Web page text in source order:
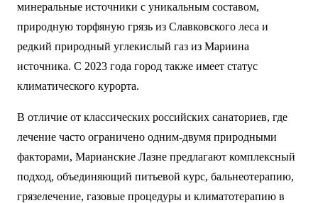
минеральные источники с уникальным составом,
природную торфяную грязь из Славковского леса и
редкий природный углекислый газ из Мариина
источника. С 2023 года город также имеет статус
климатического курорта.
В отличие от классических российских санаториев, где
лечение часто ограничено одним-двумя природными
факторами, Марианские Лазне предлагают комплексный
подход, объединяющий питьевой курс, бальнеотерапию,
грязелечение, газовые процедуры и климатотерапию в